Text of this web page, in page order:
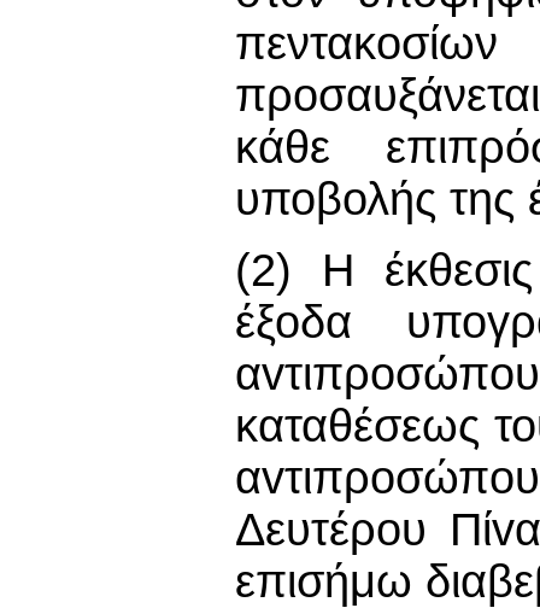
κάθε
υποβολής της
(2) Η
έξοδα
καταθέσεως
Δευτέρου
επισήμω